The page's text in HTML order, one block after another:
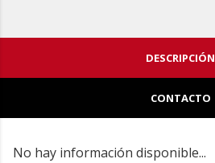
DESCRIPCIÓN
CONTACTO
No hay información disponible...